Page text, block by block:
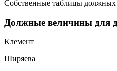
Собственные таблицы должных
Должные величины для
Клемент
Ширяева